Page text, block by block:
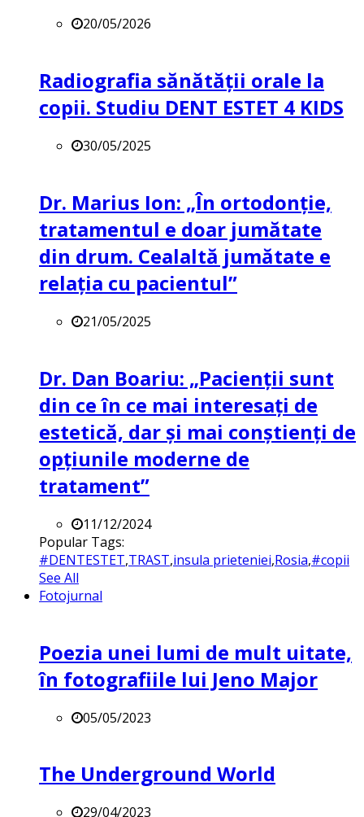
20/05/2026
Radiografia sănătății orale la
copii. Studiu DENT ESTET 4 KIDS
30/05/2025
Dr. Marius Ion: „În ortodonție,
tratamentul e doar jumătate
din drum. Cealaltă jumătate e
relația cu pacientul”
21/05/2025
Dr. Dan Boariu: „Pacienții sunt
din ce în ce mai interesați de
estetică, dar și mai conștienți de
opțiunile moderne de
tratament”
11/12/2024
Popular Tags:
#DENTESTET,TRAST,insula prieteniei,Rosia,#copii
See All
Fotojurnal
Poezia unei lumi de mult uitate,
în fotografiile lui Jeno Major
05/05/2023
The Underground World
29/04/2023